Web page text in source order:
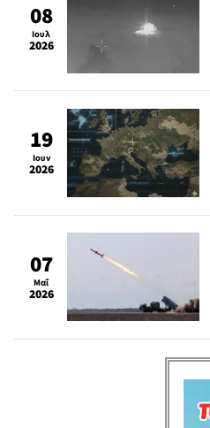
08
Ιουλ
2026
19
Ιουν
2026
07
Μαΐ
2026